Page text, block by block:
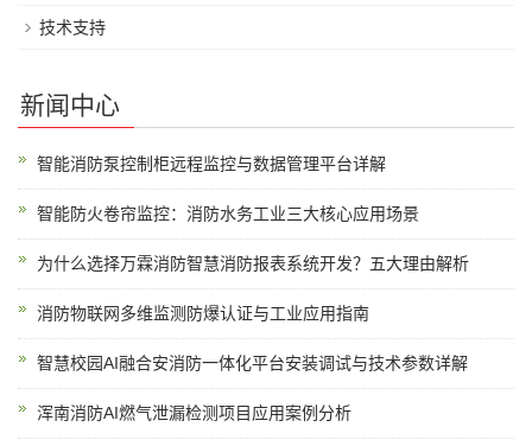
技术支持
新闻中心
智能消防泵控制柜远程监控与数据管理平台详解
智能防火卷帘监控：消防水务工业三大核心应用场景
为什么选择万霖消防智慧消防报表系统开发？五大理由解析
消防物联网多维监测防爆认证与工业应用指南
智慧校园AI融合安消防一体化平台安装调试与技术参数详解
浑南消防AI燃气泄漏检测项目应用案例分析